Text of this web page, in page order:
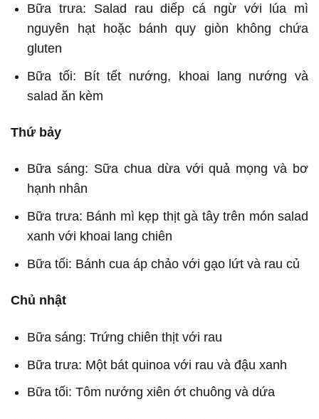
Bữa trưa: Salad rau diếp cá ngừ với lúa mì
nguyên hạt hoặc bánh quy giòn không chứa
gluten
Bữa tối: Bít tết nướng, khoai lang nướng và
salad ăn kèm
Thứ bảy
Bữa sáng: Sữa chua dừa với quả mọng và bơ
hạnh nhân
Bữa trưa: Bánh mì kẹp thịt gà tây trên món salad
xanh với khoai lang chiên
Bữa tối: Bánh cua áp chảo với gạo lứt và rau củ
Chủ nhật
Bữa sáng: Trứng chiên thịt với rau
Bữa trưa: Một bát quinoa với rau và đậu xanh
Bữa tối: Tôm nướng xiên ớt chuông và dứa